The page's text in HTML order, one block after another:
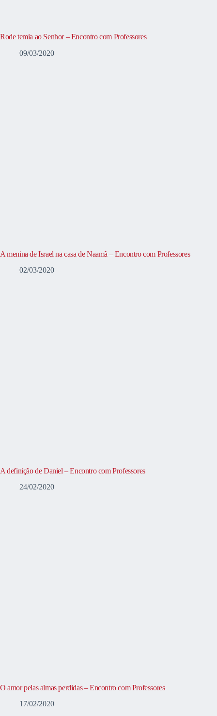
Rode temia ao Senhor – Encontro com Professores
09/03/2020
A menina de Israel na casa de Naamã – Encontro com Professores
02/03/2020
A definição de Daniel – Encontro com Professores
24/02/2020
O amor pelas almas perdidas – Encontro com Professores
17/02/2020